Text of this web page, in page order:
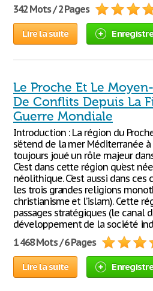
342 Mots / 2 Pages
Lire la suite
Le Proche Et Le
De Conflits Depuis La
Guerre Mondiale
Introduction : La région du
s’étend de la mer Méditerranée
toujours joué un rôle majeur
C’est dans cette région qu’est
néolithique. C’est aussi dans
les trois grandes religions
christianisme et l’islam). Cette
passages stratégiques (le canal
développement de la société
1 468 Mots / 6 Pages
Lire la suite